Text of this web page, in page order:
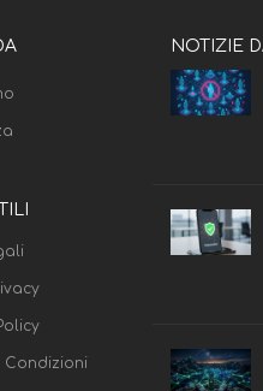
Condizioni
NOTIZIE